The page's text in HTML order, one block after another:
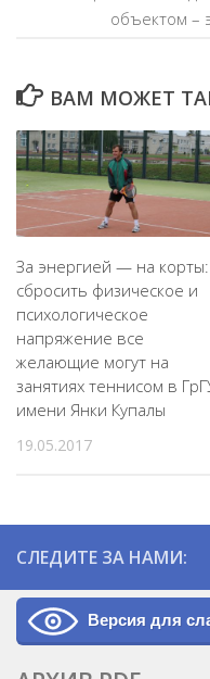
объектом –
ВАМ МОЖЕТ
За энергией — на корты:
сбросить физическое и
психологическое
напряжение все
желающие могут на
занятиях теннисом в
имени Янки Купалы
19.05.2017
СЛЕДИТЕ ЗА НАМИ:
Версия для